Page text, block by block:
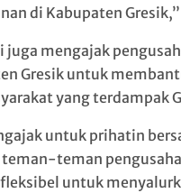
di Kabupaten
juga mengajak
Gresik untuk
yang terdampak
untuk prihatin
teman
untuk